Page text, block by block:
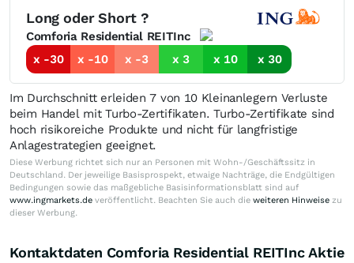
Long oder Short ?
Comforia Residential REITInc
x -30
x -10 x -3 x 3 x 10 x 30
Im Durchschnitt erleiden 7 von 10 Kleinanlegern Verluste
beim Handel mit Turbo-Zertifikaten. Turbo-Zertifikate sind
hoch risikoreiche Produkte und nicht für langfristige
Anlagestrategien geeignet.
Diese Werbung richtet sich nur an Personen mit Wohn-/Geschäftssitz in
Deutschland. Der jeweilige Basisprospekt, etwaige Nachträge, die Endgültigen
Bedingungen sowie das maßgebliche Basisinformationsblatt sind auf
www.ingmarkets.de veröffentlicht. Beachten Sie auch die weiteren Hinweise zu
dieser Werbung.
Kontaktdaten Comforia Residential REITInc Aktie